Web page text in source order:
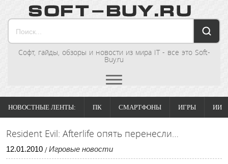
Софт, гайды, обзоры и новости из мира IT - все это Soft-
Buy.ru
НОВОСТНЫЕ ЛЕНТЫ: ПК СМАРТФОНЫ ИГРЫ ИИ
Resident Evil: Afterlife опять перенесли…
12.01.2010 / Игровые новости